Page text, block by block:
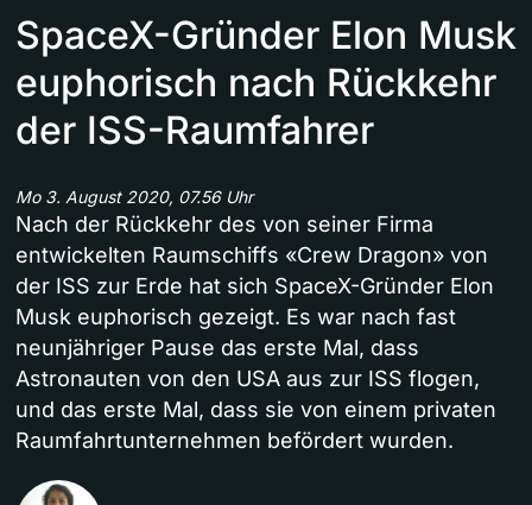
SpaceX-Gründer Elon Musk
euphorisch nach Rückkehr
der ISS-Raumfahrer
Mo 3. August 2020, 07.56 Uhr
Nach der Rückkehr des von seiner Firma
entwickelten Raumschiffs «Crew Dragon» von
der ISS zur Erde hat sich SpaceX-Gründer Elon
Musk euphorisch gezeigt. Es war nach fast
neunjähriger Pause das erste Mal, dass
Astronauten von den USA aus zur ISS flogen,
und das erste Mal, dass sie von einem privaten
Raumfahrtunternehmen befördert wurden.